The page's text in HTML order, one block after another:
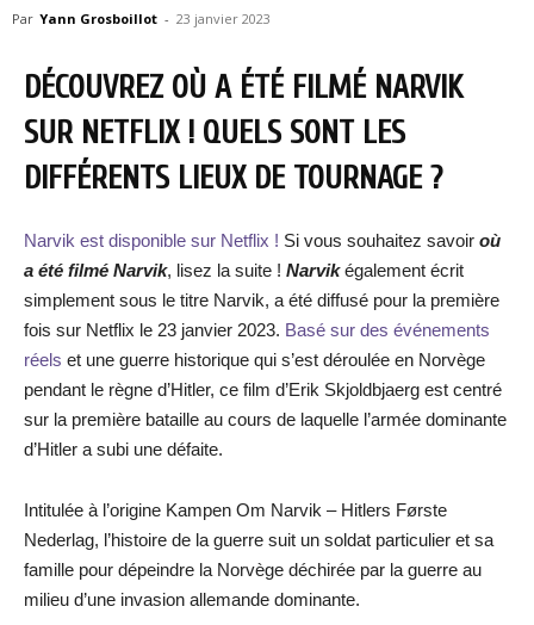
Par Yann Grosboillot - 23 janvier 2023
DÉCOUVREZ OÙ A ÉTÉ FILMÉ NARVIK
SUR NETFLIX ! QUELS SONT LES
DIFFÉRENTS LIEUX DE TOURNAGE ?
Narvik est disponible sur Netflix ! Si vous souhaitez savoir où
a été filmé Narvik, lisez la suite ! Narvikégalement écrit
simplement sous le titre Narvik, a été diffusé pour la première
fois sur Netflix le 23 janvier 2023. Basé sur des événements
réels et une guerre historique qui s’est déroulée en Norvège
pendant le règne d’Hitler, ce film d’Erik Skjoldbjaerg est centré
sur la première bataille au cours de laquelle l’armée dominante
d’Hitler a subi une défaite.
Intitulée à l’origine Kampen Om Narvik – Hitlers Første
Nederlag, l’histoire de la guerre suit un soldat particulier et sa
famille pour dépeindre la Norvège déchirée par la guerre au
milieu d’une invasion allemande dominante.